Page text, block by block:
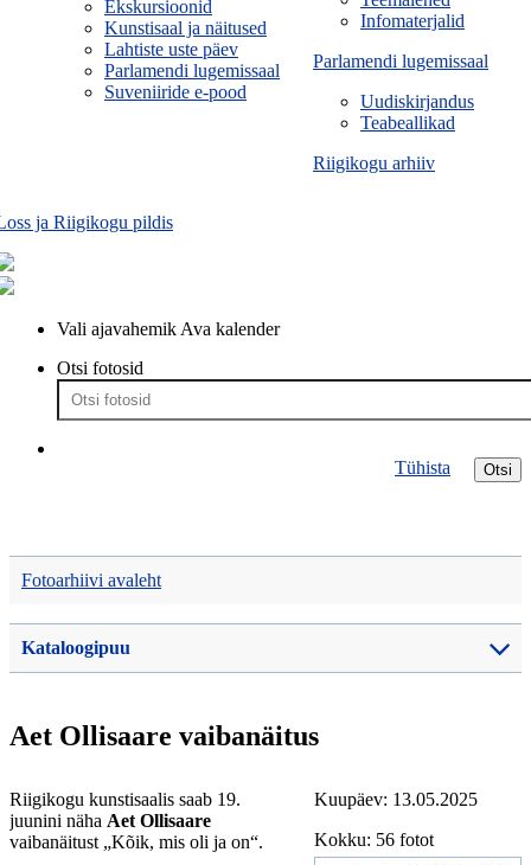
Infomaterjalid
Parlamendi lugemissaal
Uudiskirjandus
Teabeallikad
Riigikogu arhiiv
Ekskursioonid
Kunstisaal ja näitused
Lahtiste uste päev
Parlamendi lugemissaal
Suveniiride e-pood
ja Riigikogu pildis
Vali ajavahemik Ava kalender
Otsi fotosid
Otsi
Tühista
Fotoarhiivi avaleht
Kataloogipuu
Aet Ollisaare vaibanäitus
Kuupäev: 13.05.2025
Kokku: 56 fotot
Riigikogu kunstisaalis saab 19.
juunini näha Aet Ollisaare
vaibanäitust „Kõik, mis oli ja on“.